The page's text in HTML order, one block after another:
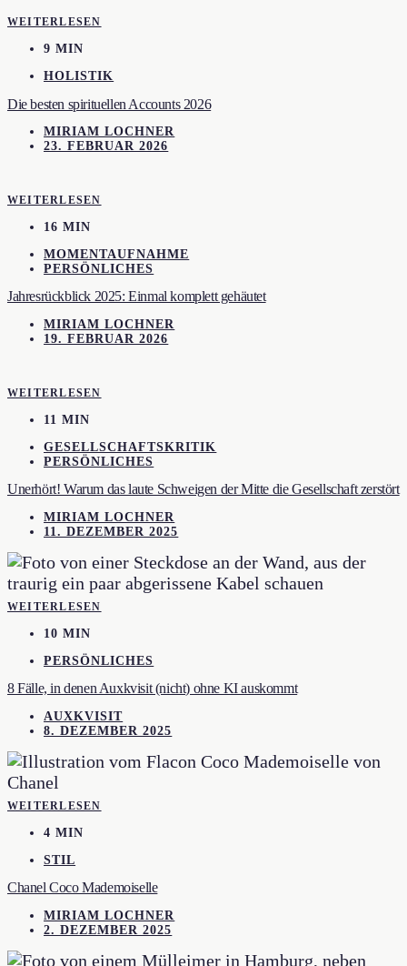
WEITERLESEN
9 MIN
HOLISTIK
Die besten spirituellen Accounts 2026
MIRIAM LOCHNER
23. FEBRUAR 2026
WEITERLESEN
16 MIN
MOMENTAUFNAHME
PERSÖNLICHES
Jahresrückblick 2025: Einmal komplett gehäutet
MIRIAM LOCHNER
19. FEBRUAR 2026
WEITERLESEN
11 MIN
GESELLSCHAFTSKRITIK
PERSÖNLICHES
Unerhört! Warum das laute Schweigen der Mitte die Gesellschaft zerstört
MIRIAM LOCHNER
11. DEZEMBER 2025
WEITERLESEN
10 MIN
PERSÖNLICHES
8 Fälle, in denen Auxkvisit (nicht) ohne KI auskommt
AUXKVISIT
8. DEZEMBER 2025
WEITERLESEN
4 MIN
STIL
Chanel Coco Mademoiselle
MIRIAM LOCHNER
2. DEZEMBER 2025